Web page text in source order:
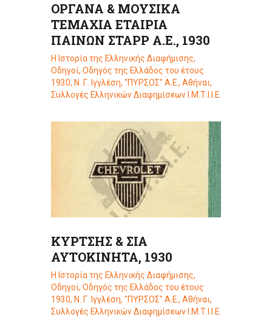
ΟΡΓΑΝΑ & ΜΟΥΣΙΚΑ
ΤΕΜΑΧΙΑ ΕΤΑΙΡΙΑ
ΠΑΙΝΩΝ ΣΤΑΡΡ Α.Ε., 1930
Η Ιστορία της Ελληνικής Διαφήμισης,
Οδηγοί, Οδηγός της Ελλάδος του έτους
1930, Ν. Γ. Ιγγλέση, "ΠΥΡΣΟΣ" Α.Ε., Αθήναι,
Συλλογές Ελληνικών Διαφημίσεων Ι.Μ.Τ.Ι.Ι.Ε.
ΚΥΡΤΣΗΣ & ΣΙΑ
ΑΥΤΟΚΙΝΗΤΑ, 1930
Η Ιστορία της Ελληνικής Διαφήμισης,
Οδηγοί, Οδηγός της Ελλάδος του έτους
1930, Ν. Γ. Ιγγλέση, "ΠΥΡΣΟΣ" Α.Ε., Αθήναι,
Συλλογές Ελληνικών Διαφημίσεων Ι.Μ.Τ.Ι.Ι.Ε.